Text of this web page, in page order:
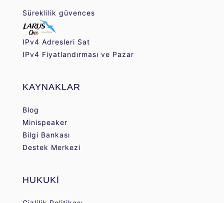
Süreklilik güvences
IPv4 Adresleri Sat
IPv4 Fiyatlandırması ve Pazar
KAYNAKLAR
Blog
Minispeaker
Bilgi Bankası
Destek Merkezi
HUKUKİ